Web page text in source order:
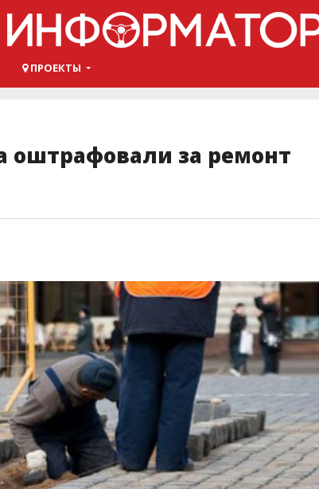
ПРОЕКТЫ
оштрафовали за ремонт